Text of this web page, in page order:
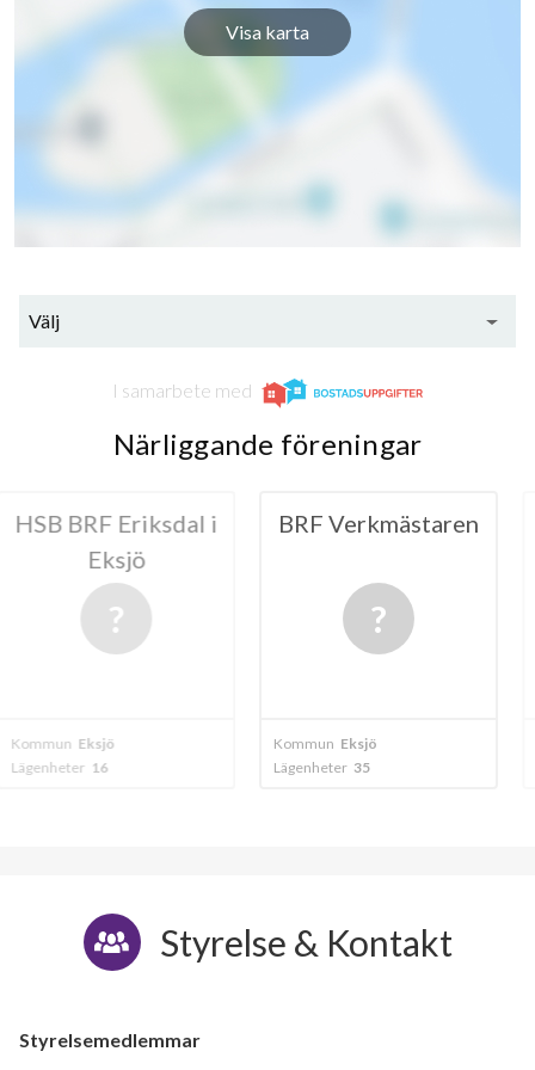
Visa karta
Välj
I samarbete med
Närliggande föreningar
Eriksdal i
BRF Verkmästaren
Styrelse & Kontakt
Styrelsemedlemmar